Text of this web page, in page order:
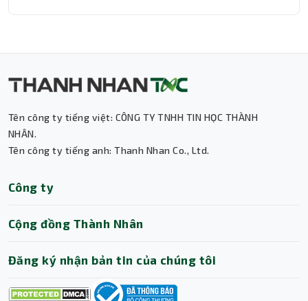
Tên công ty tiếng việt: CÔNG TY TNHH TIN HỌC THÀNH
NHÂN.
Tên công ty tiếng anh: Thanh Nhan Co., Ltd.
Công ty
Cộng đồng Thành Nhân
Đăng ký nhận bản tin của chúng tôi
Trợ lý AI • Phản hồi tức thì